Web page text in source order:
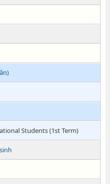
Students (1st Term)